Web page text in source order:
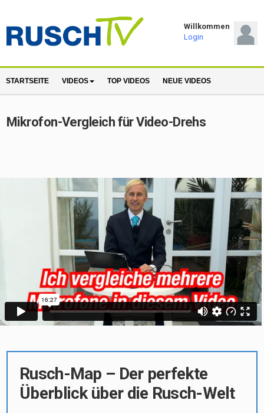
Willkommen
Login
STARTSEITE VIDEOS TOP VIDEOS NEUE VIDEOS
Mikrofon-Vergleich für Video-Drehs
Rusch-Map – Der perfekte
Überblick über die Rusch-Welt